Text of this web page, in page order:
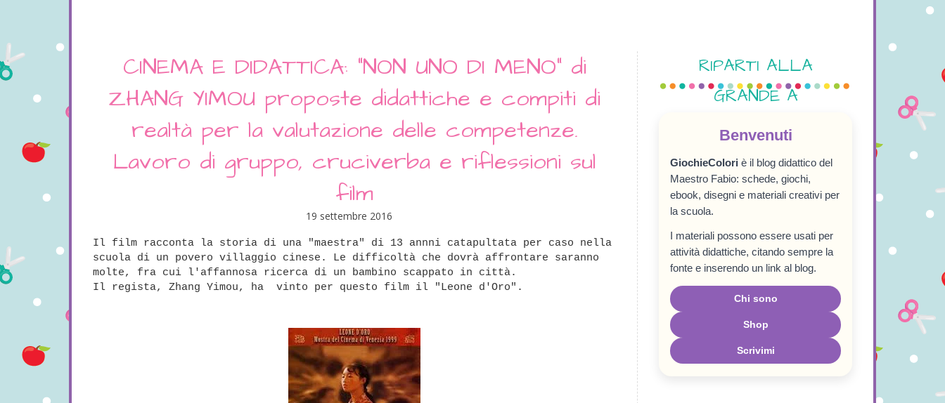
CINEMA E DIDATTICA: "NON UNO DI MENO" di
ZHANG YIMOU proposte didattiche e compiti di
realtà per la valutazione delle competenze.
Lavoro di gruppo, cruciverba e riflessioni sul
film
19 settembre 2016
Il film racconta la storia di una "maestra" di 13 annni catapultata per caso nella
scuola di un povero villaggio cinese. Le difficoltà che dovrà affrontare saranno
molte, fra cui l'affannosa ricerca di un bambino scappato in città.
Il regista, Zhang Yimou, ha vinto per questo film il "Leone d'Oro".
RIPARTI ALLA
GRANDE A
SETTEMBRE!
Benvenuti
GiochieColori è il blog didattico del
Maestro Fabio: schede, giochi,
ebook, disegni e materiali creativi per
la scuola.
I materiali possono essere usati per
attività didattiche, citando sempre la
fonte e inserendo un link al blog.
Chi sono
Shop
Scrivimi